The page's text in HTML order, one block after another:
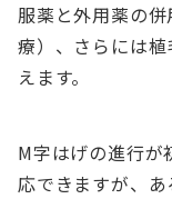
服薬と外用薬の
療）、さらには
えます。
M字はげの進行が
応できますが、